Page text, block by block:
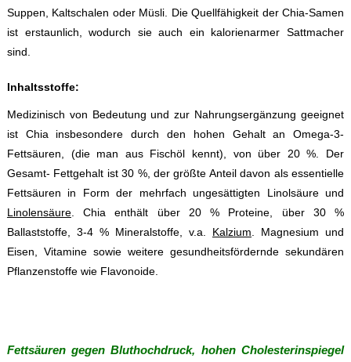
Suppen, Kaltschalen oder Müsli. Die Quellfähigkeit der Chia-Samen
ist erstaunlich, wodurch sie auch ein kalorienarmer Sattmacher
sind.
Inhaltsstoffe:
Medizinisch von Bedeutung und zur Nahrungsergänzung geeignet
ist Chia insbesondere durch den hohen Gehalt an Omega-3-
Fettsäuren, (die man aus Fischöl kennt), von über 20 %. Der
Gesamt- Fettgehalt ist 30 %, der größte Anteil davon als essentielle
Fettsäuren in Form der mehrfach ungesättigten Linolsäure und
Linolensäure. Chia enthält über 20 % Proteine, über 30 %
Ballaststoffe, 3-4 % Mineralstoffe, v.a. Kalzium . Magnesium und
Eisen, Vitamine sowie weitere gesundheitsfördernde sekundären
Pflanzenstoffe wie Flavonoide.
Fettsäuren gegen Bluthochdruck, hohen Cholesterinspiegel